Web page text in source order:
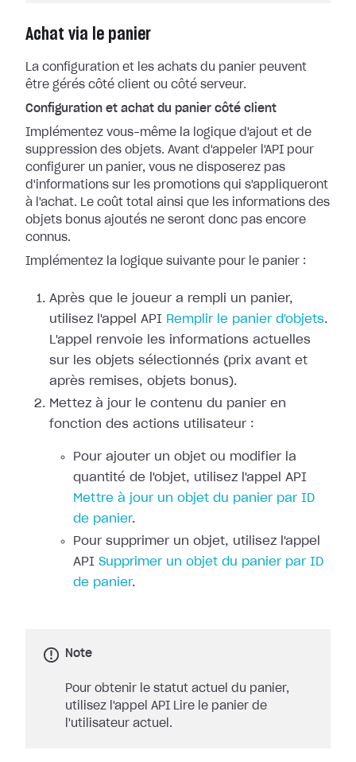
Achat via le panier
La configuration et les achats du panier peuvent
être gérés côté client ou côté serveur.
Configuration et achat du panier côté client
Implémentez vous-même la logique d'ajout et de
suppression des objets. Avant d'appeler l'API pour
configurer un panier, vous ne disposerez pas
d'informations sur les promotions qui s'appliqueront
à l'achat. Le coût total ainsi que les informations des
objets bonus ajoutés ne seront donc pas encore
connus.
Implémentez la logique suivante pour le panier :
Après que le joueur a rempli un panier,
utilisez l'appel API Remplir le panier d'objets.
L'appel renvoie les informations actuelles
sur les objets sélectionnés (prix avant et
après remises, objets bonus).
Mettez à jour le contenu du panier en
fonction des actions utilisateur :
Pour ajouter un objet ou modifier la
quantité de l'objet, utilisez l'appel API
Mettre à jour un objet du panier par ID
de panier.
Pour supprimer un objet, utilisez l'appel
API Supprimer un objet du panier par ID
de panier.
Note
Pour obtenir le statut actuel du panier,
utilisez l'appel API Lire le panier de
l'utilisateur actuel.